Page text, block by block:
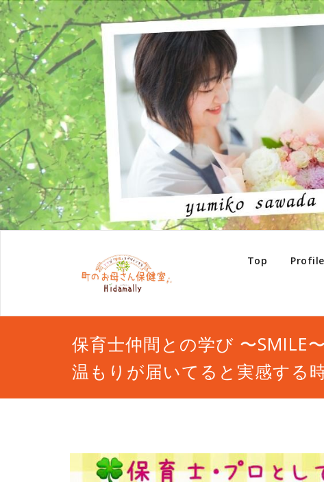
Top Profile
保育士仲間との学び 〜SMILE
温もりが届いてると実感する